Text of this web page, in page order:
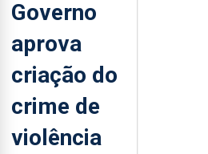
Governo
aprova
criação do
crime de
violência